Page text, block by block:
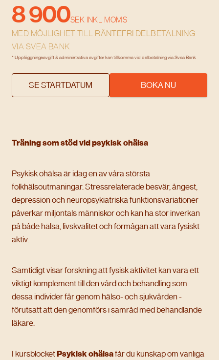
8 900SEK INKL MOMS
MED MÖJLIGHET TILL RÄNTEFRI DELBETALNING
VIA SVEA BANK
* Uppläggningsavgift & administrativa avgifter kan tillkomma vid delbetalning via Svea Bank
SE STARTDATUM BOKA NU
Träning som stöd vid psykisk ohälsa
Psykisk ohälsa är idag en av våra största
folkhälsoutmaningar. Stressrelaterade besvär, ångest,
depression och neuropsykiatriska funktionsvariationer
påverkar miljontals människor och kan ha stor inverkan
på både hälsa, livskvalitet och förmågan att vara fysiskt
aktiv.
Samtidigt visar forskning att fysisk aktivitet kan vara ett
viktigt komplement till den vård och behandling som
dessa individer får genom hälso- och sjukvården -
förutsatt att den genomförs i samråd med behandlande
läkare.
I kursblocketPsykisk ohälsafår du kunskap om vanliga